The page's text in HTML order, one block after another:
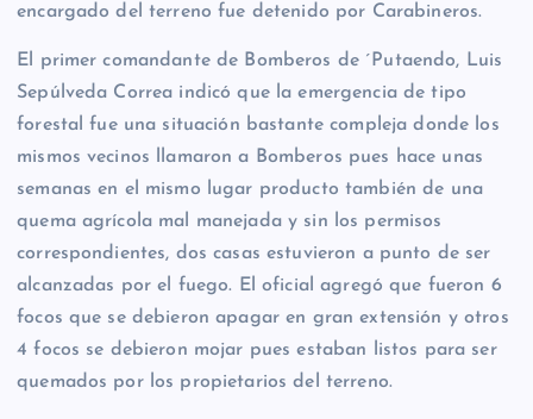
encargado del terreno fue detenido por Carabineros.
El primer comandante de Bomberos de ´Putaendo, Luis
Sepúlveda Correa indicó que la emergencia de tipo
forestal fue una situación bastante compleja donde los
mismos vecinos llamaron a Bomberos pues hace unas
semanas en el mismo lugar producto también de una
quema agrícola mal manejada y sin los permisos
correspondientes, dos casas estuvieron a punto de ser
alcanzadas por el fuego. El oficial agregó que fueron 6
focos que se debieron apagar en gran extensión y otros
4 focos se debieron mojar pues estaban listos para ser
quemados por los propietarios del terreno.